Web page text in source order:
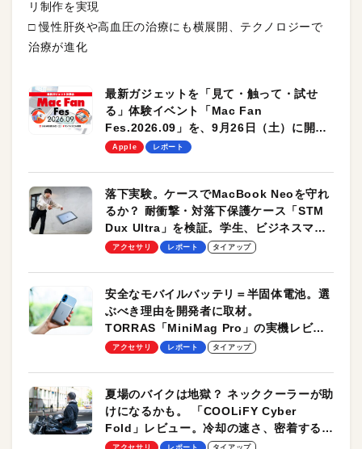
リ制作を実現
□ 慢性肝炎や高血圧の治療にも横展開、テクノロジーで
治療が進化
最新ガジェットを「見て・触って・試せ
る」体験イベント「Mac Fan
Fes.2026.09」を、9月26日（土）に開催
します！
Apple レポート
落下実験。ケースでMacBook Neoを守れ
るか？ 耐衝撃・対落下保護ケース「STM
Dux Ultra」を検証。学生、ビジネスマン
のモバイルユースに最適！
アクセサリ レポート タイアップ
安全なモバイルバッテリ＝半固体電池。選
ぶべき理由を開発者に取材。
TORRAS「MiniMag Pro」の実機レビュ
ーも
アクセサリ レポート タイアップ
夏場のバイクは地獄？ ネッククーラーが助
けになるかも。 「COOLiFY Cyber
Fold」レビュー。冷却の速さ、密着する冷
却プレート、シンプルな操作性がグッド！
アクセサリ レポート タイアップ